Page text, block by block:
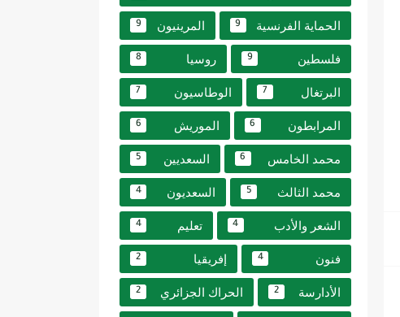
الحماية الفرنسية 9 المرينيون 9
فلسطين 9 روسيا 8
البرتغال 7 الوطاسيون 7
المرابطون 6 الموريش 6
محمد الخامس 6 السعديين 5
محمد الثالث 5 السعديون 4
الشعر والأدب 4 تعليم 4
فنون 4 إفريقيا 2
الأدارسة 2 الحراك الجزائري 2